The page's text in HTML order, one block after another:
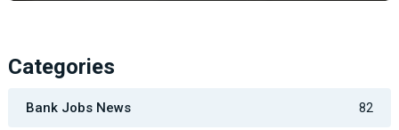
Categories
Bank Jobs News 82